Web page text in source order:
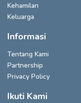
Kehamilan
Keluarga
Informasi
Tentang Kami
Partnership
Privacy Policy
Ikuti Kami